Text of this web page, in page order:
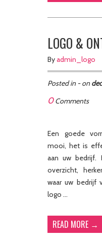
LOGO &
Byadmin_logo
Posted in - on
0Comments
Een goede
mooi, het is
aan uw bedrijf.
overzicht,
waar uw bedrijf
logo …
READ MORE →